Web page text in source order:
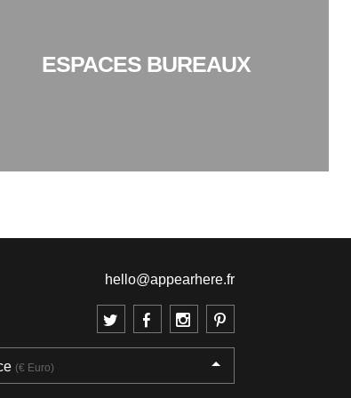
ESPACES BUREAUX
hello@appearhere.fr
(€ Euro)